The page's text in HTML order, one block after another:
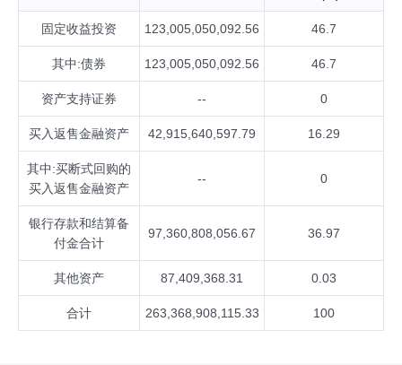
固定收益投资 123,005,050,092.56 46.7
其中:债券 123,005,050,092.56 46.7
资产支持证券 -- 0
买入返售金融资产 42,915,640,597.79 16.29
其中:买断式回购的
买入返售金融资产
-- 0
银行存款和结算备
付金合计
97,360,808,056.67 36.97
其他资产 87,409,368.31 0.03
合计 263,368,908,115.33 100